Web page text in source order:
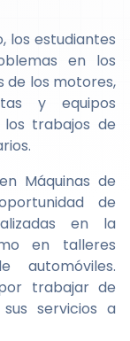
los estudiantes
en los
de los motores,
y equipos
trabajos de
Máquinas de
de
en la
en talleres
automóviles.
trabajar de
servicios a